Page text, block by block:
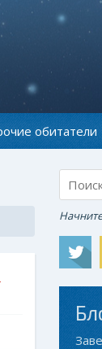
обитатели